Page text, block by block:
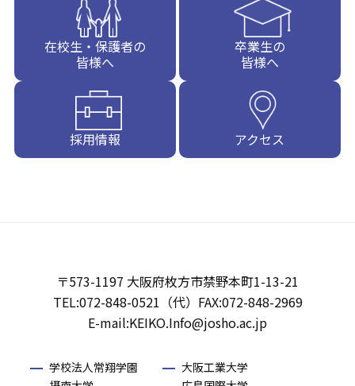
在校生・保護者の
皆様へ
卒業生の
皆様へ
採用情報 アクセス
〒573-1197 大阪府枚方市禁野本町1-13-21
TEL:072-848-0521（代）FAX:072-848-2969
E-mail:KEIKO.Info@josho.ac.jp
学校法人常翔学園
大阪工業大学